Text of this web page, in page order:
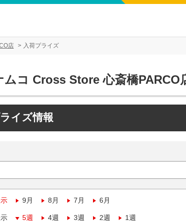
店 入荷プライズ
ムコ Cross Store 心斎橋PARCO
イズ情報
9月 8月 7月 6月
5週 4週 3週 2週 1週